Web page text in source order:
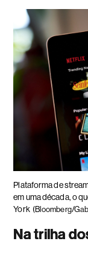
Plataforma de
em uma década, o
York (Bloomberg/
Na trilha